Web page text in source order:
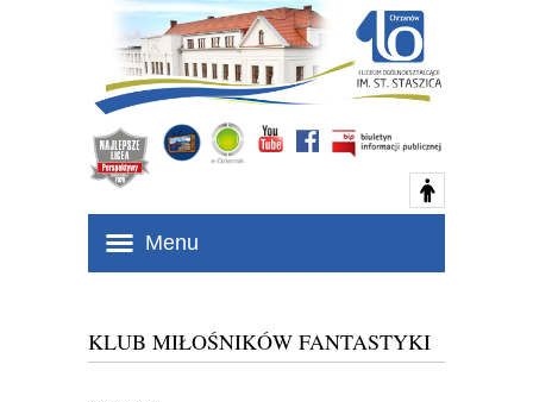
Menu
KLUB MIŁOŚNIKÓW FANTASTYKI